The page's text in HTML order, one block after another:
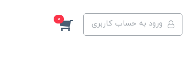
ورود به حساب کاربری 0